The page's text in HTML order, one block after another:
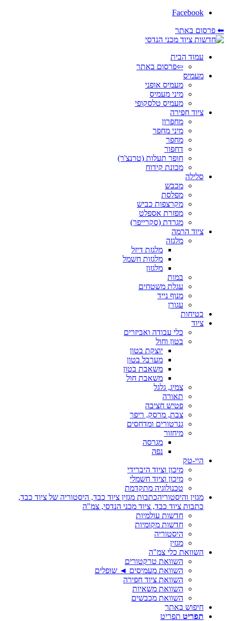
Facebook
⬅ פרסום באתר
עמוד הבית
⇦פרסום באתר
מעמיס
מעמיס אופני
מיני מעמיס
מעמיס טלסקופי
ציוד חפירה
מחפרון
מיני מחפר
מחפר
דחפור
חופר תעלות (טרנצ'ר)
מכונת קידוח
סלילה
מכבש
מפלסת
מקרצפות כביש
מפזרת אספלט
מגרדת (סקרייפר)
ציוד הרמה
מלגזה
מלגזת דיזל
מלגזות חשמל
מלגזון
במות
עגלת משטחים
מנוף נייד
עגורן
בטיחות
ציוד
כלי עבודה ואביזרים
בטון וחול
יוצקת בטון
מערבל בטון
משאבת בטון
משאבת חול
צמיג, גלגל
תאורה
פטיש חציבה
צבת, מרסק, ריפר
גנרטורים ומדחסים
מיחזור
מגרסה
נפה
היי-טק
מיכון וציוד היברידי
מיכון וציוד חשמלי
טכנולוגיה מתקדמת
מגזין והיסטוריהכתבות מגזין ציוד כבד, היסטוריה של ציוד כבד,
כתבות ציוד כבד, ציוד מכני הנדסי, צמ"ה
חדשות עולמיות
חדשות מקומיות
היסטוריה
מגזין
השוואת כלי צמ"ה
השוואת טרקטורים
השוואת מעמיסים ◄ שופלים
השוואת ציוד חפירה
השוואת משאיות
השוואת מכבשים
חיפוש באתר
תפריט תפריט